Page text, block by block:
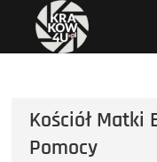
ZDJĘCIA
Kościół Matki
Pomocy